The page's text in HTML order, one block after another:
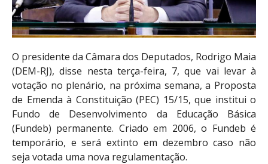
O presidente da Câmara dos Deputados, Rodrigo Maia
(DEM-RJ), disse nesta terça-feira, 7, que vai levar à
votação no plenário, na próxima semana, a Proposta
de Emenda à Constituição (PEC) 15/15, que institui o
Fundo de Desenvolvimento da Educação Básica
(Fundeb) permanente. Criado em 2006, o Fundeb é
temporário, e será extinto em dezembro caso não
seja votada uma nova regulamentação.